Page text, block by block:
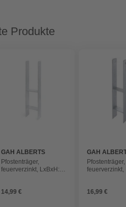
Produkte
GAH ALBERTS
Pfostenträger,
feuerverzinkt, LxBxH:
14,99 €
GAH
Pfostenträger,
feuerverzinkt,
16,99 €